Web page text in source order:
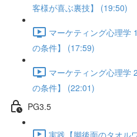
客様が喜ぶ裏技】 (19:50)
マーケティング心理学
の条件】 (17:59)
マーケティング心理学
の条件】 (22:01)
PG3.5
実践【脚後面のタオル